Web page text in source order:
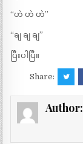
“ဟဲ ဟဲ ဟဲ”
“ချ ချ ချ”
ပြီးပါပြီ။
Share:
Author: